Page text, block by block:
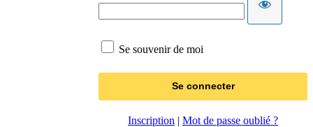
Se souvenir de moi
Inscription | Mot de passe oublié ?